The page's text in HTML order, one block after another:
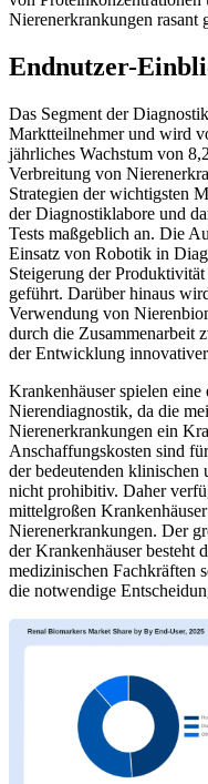
Nierenerkrankungen rasant
Endnutzer-
Das Segment der
Marktteilnehmer und wird
jährliches Wachstum von
Verbreitung von
Strategien der wichtigsten
der Diagnostiklabore und
Tests maßgeblich an. Die
Einsatz von Robotik in
Steigerung der
geführt. Darüber hinaus
Verwendung von
durch die Zusammenarbeit
der Entwicklung
Krankenhäuser spielen
Nierendiagnostik, da die
Nierenerkrankungen ein
Anschaffungskosten sind
der bedeutenden
nicht prohibitiv. Daher
mittelgroßen
Nierenerkrankungen. Der
der Krankenhäuser besteht
medizinischen Fachkräften
die notwendige